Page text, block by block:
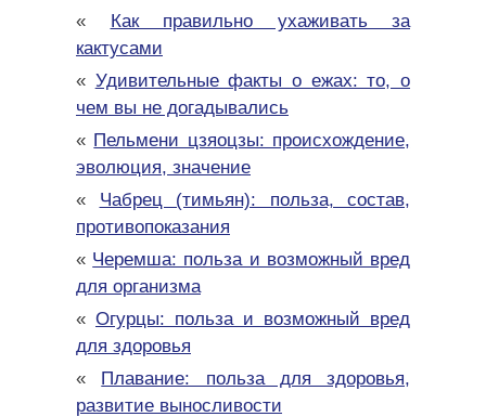
« Как правильно ухаживать за
кактусами
« Удивительные факты о ежах: то, о
чем вы не догадывались
« Пельмени цзяоцзы: происхождение,
эволюция, значение
« Чабрец (тимьян): польза, состав,
противопоказания
« Черемша: польза и возможный вред
для организма
« Огурцы: польза и возможный вред
для здоровья
« Плавание: польза для здоровья,
развитие выносливости